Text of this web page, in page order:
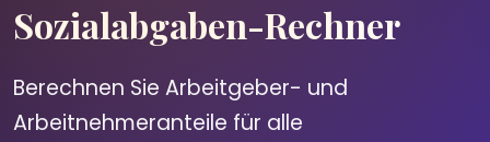
Sozialabgaben-Rechner
Berechnen Sie Arbeitgeber- und
Arbeitnehmeranteile für alle